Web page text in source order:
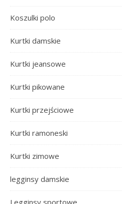
Koszulki polo
Kurtki damskie
Kurtki jeansowe
Kurtki pikowane
Kurtki przejściowe
Kurtki ramoneski
Kurtki zimowe
legginsy damskie
Legginsy sportowe